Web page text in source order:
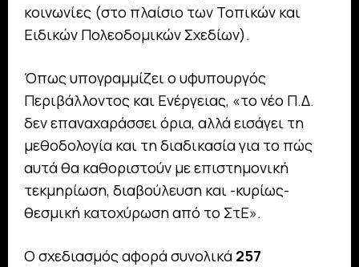
κοινωνίες (στο πλαίσιο των Τοπικών και
Ειδικών Πολεοδομικών Σχεδίων).
Όπως υπογραμμίζει ο υφυπουργός
Περιβάλλοντος και Ενέργειας, «το νέο Π.Δ.
δεν επαναχαράσσει όρια, αλλά εισάγει τη
μεθοδολογία και τη διαδικασία για το πώς
αυτά θα καθοριστούν με επιστημονική
τεκμηρίωση, διαβούλευση και -κυρίως-
θεσμική κατοχύρωση από το ΣτΕ».
Ο σχεδιασμός αφορά συνολικά 257